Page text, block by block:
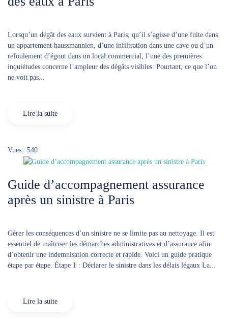
Lorsqu’un dégât des eaux survient à Paris, qu’il s’agisse d’une fuite dans
un appartement haussmannien, d’une infiltration dans une cave ou d’un
refoulement d’égout dans un local commercial, l’une des premières
inquiétudes concerne l’ampleur des dégâts visibles. Pourtant, ce que l’on
ne voit pas...
Lire la suite
Vues : 540
Guide d’accompagnement assurance
après un sinistre à Paris
Gérer les conséquences d’un sinistre ne se limite pas au nettoyage. Il est
essentiel de maîtriser les démarches administratives et d’assurance afin
d’obtenir une indemnisation correcte et rapide. Voici un guide pratique
étape par étape. Étape 1 : Déclarer le sinistre dans les délais légaux La...
Lire la suite